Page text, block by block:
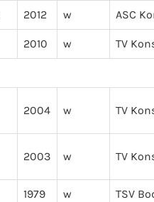
2012 w ASC
2010 w TV
2004 w TV
2003 w TV
1979 w TSV